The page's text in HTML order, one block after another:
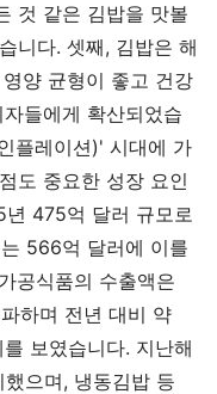
것 같은 김밥을 맛볼
니다. 셋째, 김밥은 해
양 균형이 좋고 건강
들에게 확산되었습
플레이션)' 시대에 가
도 중요한 성장 요인
475억 달러 규모로
566억 달러에 이를
공식품의 수출액은
하며 전년 대비 약
보였습니다. 지난해
으며, 냉동김밥 등